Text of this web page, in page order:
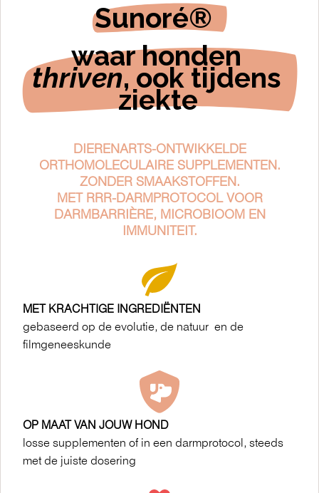
Sunoré®
waar honden
thriven, ook tijdens
ziekte
DIERENARTS-ONTWIKKELDE
ORTHOMOLECULAIRE SUPPLEMENTEN.
ZONDER SMAAKSTOFFEN.
MET RRR-DARMPROTOCOL VOOR
DARMBARRIÈRE, MICROBIOOM EN
IMMUNITEIT.
MET KRACHTIGE INGREDIËNTEN
gebaseerd op de evolutie, de natuur en de
filmgeneeskunde
OP MAAT VAN JOUW HOND
losse supplementen of in een darmprotocol, steeds
met de juiste dosering